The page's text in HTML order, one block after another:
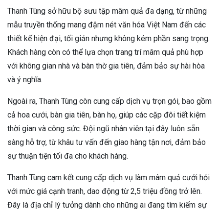
Thanh Tùng sở hữu bộ sưu tập mâm quả đa dạng, từ những
mẫu truyền thống mang đậm nét văn hóa Việt Nam đến các
thiết kế hiện đại, tối giản nhưng không kém phần sang trọng.
Khách hàng còn có thể lựa chọn trang trí mâm quả phù hợp
với không gian nhà và bàn thờ gia tiên, đảm bảo sự hài hòa
và ý nghĩa.
Ngoài ra, Thanh Tùng còn cung cấp dịch vụ trọn gói, bao gồm
cả hoa cưới, bàn gia tiên, bàn họ, giúp các cặp đôi tiết kiệm
thời gian và công sức. Đội ngũ nhân viên tại đây luôn sẵn
sàng hỗ trợ, từ khâu tư vấn đến giao hàng tận nơi, đảm bảo
sự thuận tiện tối đa cho khách hàng.
Thanh Tùng cam kết cung cấp dịch vụ làm mâm quả cưới hỏi
với mức giá cạnh tranh, dao động từ 2,5 triệu đồng trở lên.
Đây là địa chỉ lý tưởng dành cho những ai đang tìm kiếm sự